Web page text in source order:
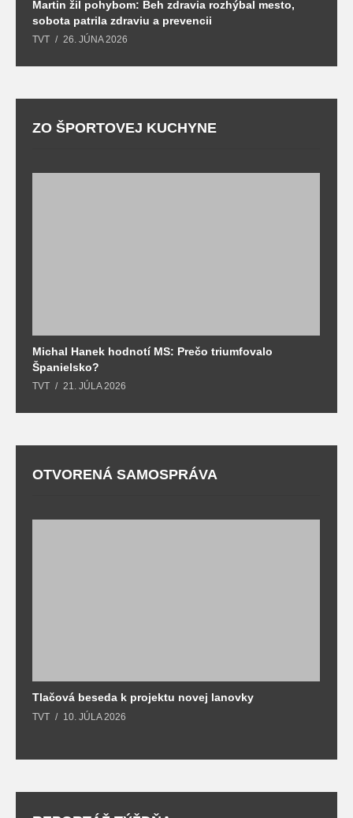
Martin žil pohybom: Beh zdravia rozhýbal mesto,
sobota patrila zdraviu a prevencii
TVT 26. JÚNA 2026
ZO ŠPORTOVEJ KUCHYNE
Michal Hanek hodnotí MS: Prečo triumfovalo
Španielsko?
TVT 21. JÚLA 2026
OTVORENÁ SAMOSPRÁVA
Tlačová beseda k projektu novej lanovky
TVT 10. JÚLA 2026